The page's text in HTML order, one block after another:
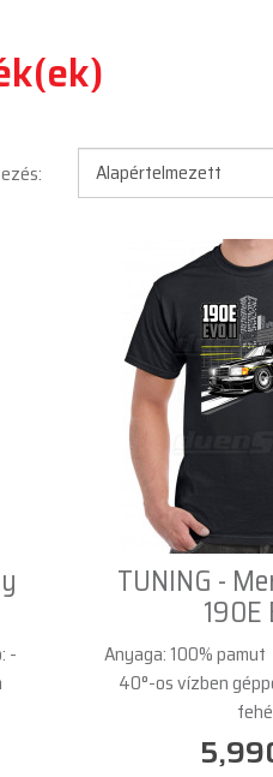
-
TUNING -
190E
Anyaga: 100%
40°-os vízben